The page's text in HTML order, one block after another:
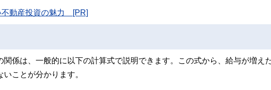
不動産投資の魅力 [PR]
係は、一般的に以下の計算式で説明できます。この式から、給与が増え
ことが分かります。